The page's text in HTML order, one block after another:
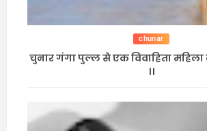
chunar
चुनार गंगा पुल्ल से एक विवाहिता
।।